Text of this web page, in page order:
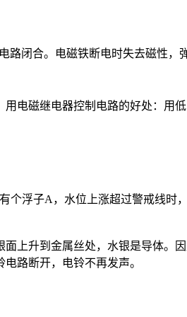
闭合。电磁铁断电时失去磁性，
磁继电器控制电路的好处：用低
浮子A，水位上涨超过警戒线时
升到金属丝处，水银是导体。
路断开，电铃不再发声。